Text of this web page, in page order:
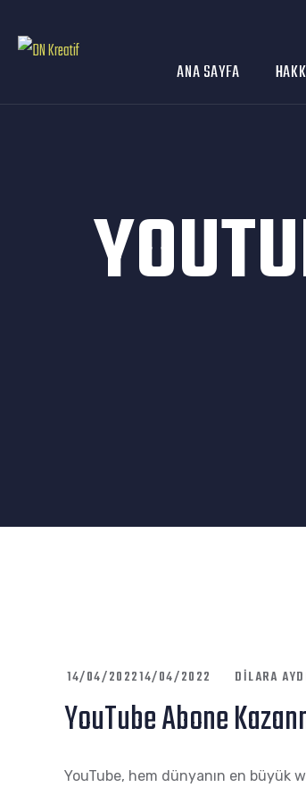
ANA SAYFA
14/04/202214/04/2022 DILARA
YouTube Abone
YouTube, hem dünyanın en büyük